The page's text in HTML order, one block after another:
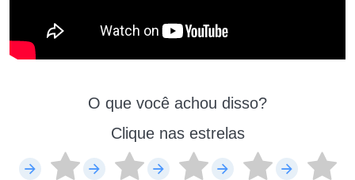
O que você achou disso?
Clique nas estrelas